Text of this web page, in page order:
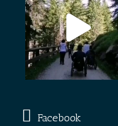
Facebook